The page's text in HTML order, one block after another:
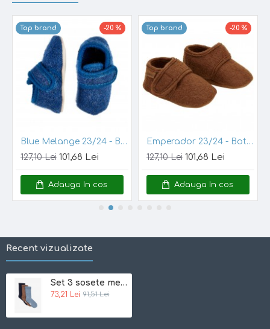
- material foartefin- nu pune presiune asupra piciorului
- regleazatemperatura
- design nordic minimalist
- pot fi spalate la masina, conform instructiunilor
producatorului
Note:
Incercam ca pozele sa reflecte cat mai mult realitatea.
Totusi, nuanta din poza este posibil sa difere de cea a
Top brand -20 %
Blue Melange 23/24 - Botosei din lana merinos tumbled/boiled - Celavi
127,10 Lei 101,68 Lei
Adauga In cos
Top brand -20 %
Emperador 23/24 - Botosei din lana merinos tumbled/boiled - En Fant
127,10 Lei 101,68 Lei
Adauga In cos
Recent vizualizate
Set 3 sosete medii pentru copii - lana+bambus 15/18 - Arctic Sky - Minymo
73,21 Lei 91,51 Lei